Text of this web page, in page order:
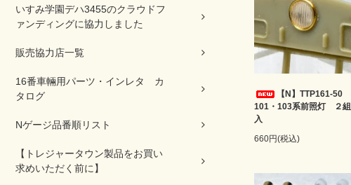
いすみ学園デハ3455のクラウドフ
ァンディングに協力しました
販売協力店一覧
16番車輛用パーツ・インレタ カ
タログ
Nゲージ品番順リスト
【トレジャータウン製品をお買い
求めいただく前に】
【N】TTP161-50
101・103系前照灯 ２組
入
660円(税込)